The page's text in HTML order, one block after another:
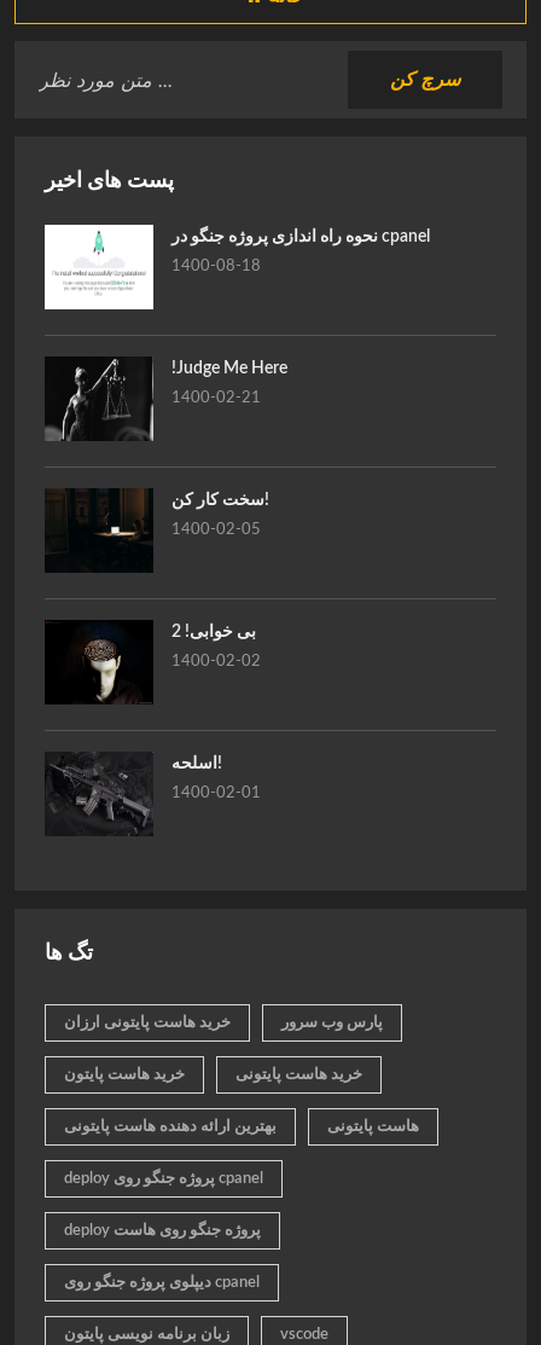
پست های اخیر
نحوه راه اندازی پروژه جنگو در cpanel
1400-08-18
!Judge Me Here
1400-02-21
سخت کار کن!
1400-02-05
بی خوابی! 2
1400-02-02
اسلحه!
1400-02-01
تگ ها
خرید هاست پایتونی ارزان پارس وب سرور
خرید هاست پایتون خرید هاست پایتونی
بهترین ارائه دهنده هاست پایتونی هاست پایتونی
deploy پروژه جنگو روی cpanel
deploy پروژه جنگو روی هاست
دیپلوی پروژه جنگو روی cpanel
زبان برنامه نویسی پایتون vscode